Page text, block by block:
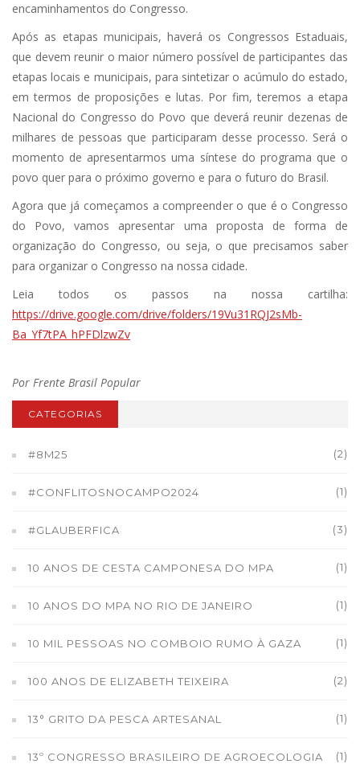
encaminhamentos do Congresso.
Após as etapas municipais, haverá os Congressos Estaduais,
que devem reunir o maior número possível de participantes das
etapas locais e municipais, para sintetizar o acúmulo do estado,
em termos de proposições e lutas. Por fim, teremos a etapa
Nacional do Congresso do Povo que deverá reunir dezenas de
milhares de pessoas que participaram desse processo. Será o
momento de apresentarmos uma síntese do programa que o
povo quer para o próximo governo e para o futuro do Brasil.
Agora que já começamos a compreender o que é o Congresso
do Povo, vamos apresentar uma proposta de forma de
organização do Congresso, ou seja, o que precisamos saber
para organizar o Congresso na nossa cidade.
Leia todos os passos na nossa cartilha:
https://drive.google.com/drive/folders/19Vu31RQJ2sMb-
Ba_Yf7tPA_hPFDlzwZv
Por Frente Brasil Popular
CATEGORIAS
#8M25 (2)
#CONFLITOSNOCAMPO2024 (1)
#GLAUBERFICA (3)
10 ANOS DE CESTA CAMPONESA DO MPA (1)
10 ANOS DO MPA NO RIO DE JANEIRO (1)
10 MIL PESSOAS NO COMBOIO RUMO À GAZA (1)
100 ANOS DE ELIZABETH TEIXEIRA (2)
13° GRITO DA PESCA ARTESANAL (1)
13º CONGRESSO BRASILEIRO DE AGROECOLOGIA (1)